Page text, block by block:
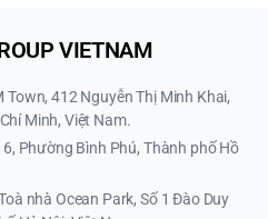
VIETNAM
Town, 412 Nguyễn Thị Minh Khai,
Minh, Việt Nam.
Phường Bình Phú, Thành phố Hồ
nhà Ocean Park, Số 1 Đào Duy